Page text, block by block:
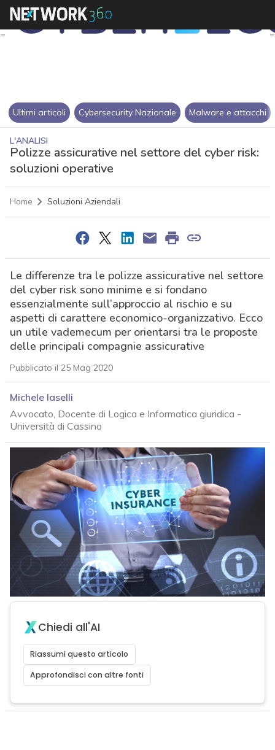
Ultimi articoli Cybersecurity Nazionale Malware e attacchi
L'ANALISI
Polizze assicurative nel settore del cyber risk:
soluzioni operative
Home Soluzioni Aziendali
Le differenze tra le polizze assicurative nel settore
del cyber risk sono minime e si fondano
essenzialmente sull’approccio al rischio e su
aspetti di carattere economico-organizzativo. Ecco
un utile vademecum per orientarsi tra le proposte
delle principali compagnie assicurative
Pubblicato il 25 Mag 2020
Michele Iaselli
Avvocato, Docente di Logica e Informatica giuridica -
Università di Cassino
Chiedi all'AI
Riassumi questo articolo
Approfondisci con altre fonti